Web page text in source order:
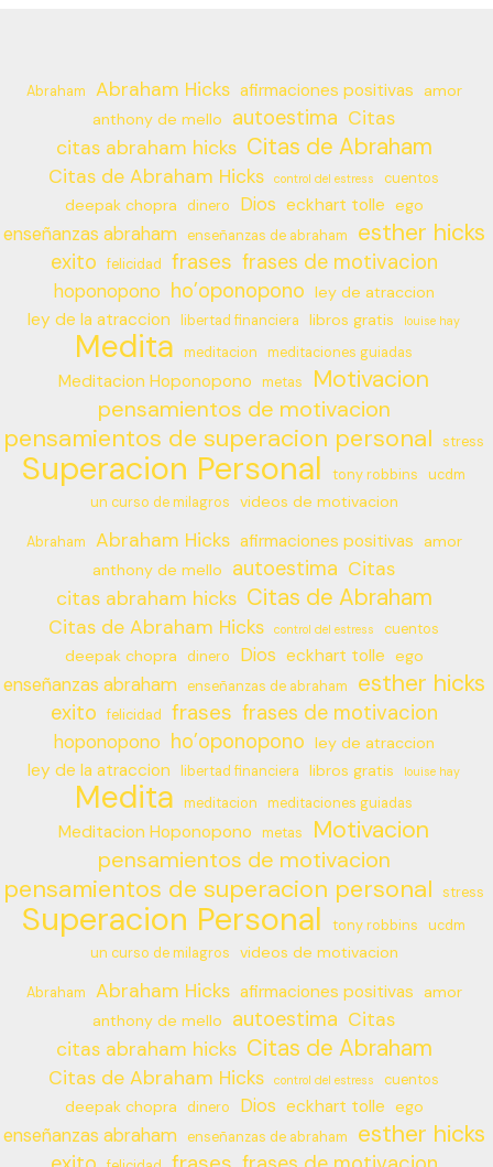
Abraham Abraham Hicks afirmaciones positivas
amor
anthony de mello
autoestima Citas
citas abraham hicks Citas de Abraham
Citas de Abraham Hicks control del estress cuentos
deepak chopra dinero Dios eckhart tolle ego
enseñanzas abraham enseñanzas de abraham esther hicks
exito felicidad frases frases de motivacion
hoponopono ho’oponopono ley de atraccion
ley de la atraccion libertad financiera libros gratis louise hay
Medita meditacion meditaciones guiadas
Meditacion Hoponopono metas Motivacion
pensamientos de motivacion
pensamientos de superacion personal stress
Superacion Personal tony robbins
ucdm
un curso de milagros
videos de motivacion
Abraham Abraham Hicks afirmaciones positivas
amor
anthony de mello
autoestima Citas
citas abraham hicks Citas de Abraham
Citas de Abraham Hicks control del estress cuentos
deepak chopra dinero Dios eckhart tolle ego
enseñanzas abraham enseñanzas de abraham esther hicks
exito felicidad frases frases de motivacion
hoponopono ho’oponopono ley de atraccion
ley de la atraccion libertad financiera libros gratis louise hay
Medita meditacion meditaciones guiadas
Meditacion Hoponopono metas Motivacion
pensamientos de motivacion
pensamientos de superacion personal stress
Superacion Personal tony robbins
ucdm
un curso de milagros
videos de motivacion
Abraham Abraham Hicks afirmaciones positivas
amor
anthony de mello
autoestima Citas
citas abraham hicks Citas de Abraham
Citas de Abraham Hicks control del estress cuentos
deepak chopra dinero Dios eckhart tolle ego
enseñanzas abraham enseñanzas de abraham esther hicks